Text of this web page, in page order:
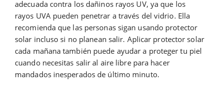
adecuada contra los dañinos rayos UV, ya que los
rayos UVA pueden penetrar a través del vidrio. Ella
recomienda que las personas sigan usando protector
solar incluso si no planean salir. Aplicar protector solar
cada mañana también puede ayudar a proteger tu piel
cuando necesitas salir al aire libre para hacer
mandados inesperados de último minuto.